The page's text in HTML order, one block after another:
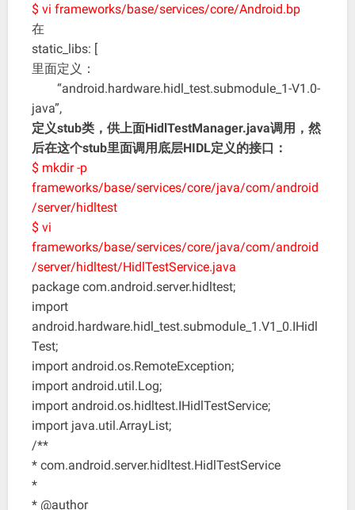
$ vi frameworks/base/services/core/Android.bp
在
static_libs: [
里面定义：
“android.hardware.hidl_test.submodule_1-V1.0-
java”,
定义stub类，供上面HidlTestManager.java调用，然
后在这个stub里面调用底层HIDL定义的接口：
$ mkdir -p
frameworks/base/services/core/java/com/android
/server/hidltest
$ vi
frameworks/base/services/core/java/com/android
/server/hidltest/HidlTestService.java
package com.android.server.hidltest;
import
android.hardware.hidl_test.submodule_1.V1_0.IHidl
Test;
import android.os.RemoteException;
import android.util.Log;
import android.os.hidltest.IHidlTestService;
import java.util.ArrayList;
/**
* com.android.server.hidltest.HidlTestService
*
* @author